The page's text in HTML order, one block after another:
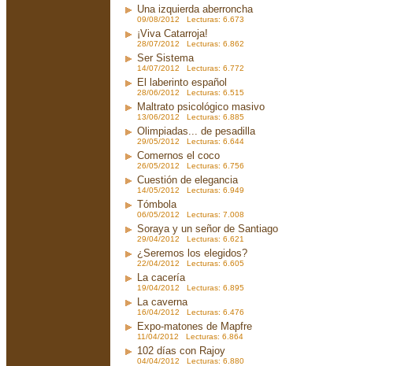
Una izquierda aberroncha
09/08/2012 Lecturas: 6.673
¡Viva Catarroja!
28/07/2012 Lecturas: 6.862
Ser Sistema
14/07/2012 Lecturas: 6.772
El laberinto español
28/06/2012 Lecturas: 6.515
Maltrato psicológico masivo
13/06/2012 Lecturas: 6.885
Olimpiadas... de pesadilla
29/05/2012 Lecturas: 6.644
Comernos el coco
26/05/2012 Lecturas: 6.756
Cuestión de elegancia
14/05/2012 Lecturas: 6.949
Tómbola
06/05/2012 Lecturas: 7.008
Soraya y un señor de Santiago
29/04/2012 Lecturas: 6.621
¿Seremos los elegidos?
22/04/2012 Lecturas: 6.605
La cacería
19/04/2012 Lecturas: 6.895
La caverna
16/04/2012 Lecturas: 6.476
Expo-matones de Mapfre
11/04/2012 Lecturas: 6.864
102 días con Rajoy
04/04/2012 Lecturas: 6.880